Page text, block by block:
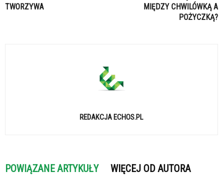
TWORZYWA
MIĘDZY CHWILÓWKĄ A
POŻYCZKĄ?
REDAKCJA ECHOS.PL
POWIĄZANE ARTYKUŁY WIĘCEJ OD AUTORA